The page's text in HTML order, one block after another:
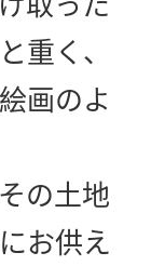
重く、
画のよ
の土地
お供え